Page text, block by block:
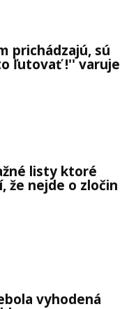
prichádzajú, sú
ľutovať !'' varuje
listy ktoré
že nejde o zločin
vyhodená